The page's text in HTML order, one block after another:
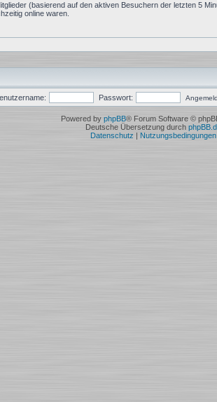
(basierend auf den aktiven Besuchern der letzten 5
online waren.
Passwort:
Powered by phpBB® Forum Software ©
Deutsche Übersetzung durch
Datenschutz | Nutzungsbedingungen